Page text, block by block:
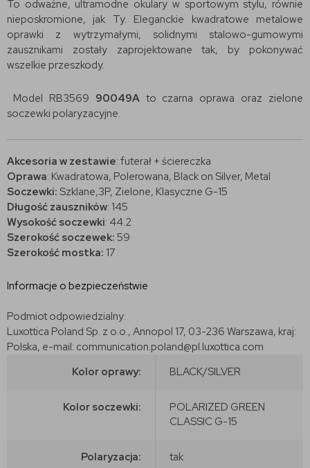
To odważne, ultramodne okulary w sportowym stylu, równie
nieposkromione, jak Ty. Eleganckie kwadratowe metalowe
oprawki z wytrzymałymi, solidnymi stalowo-gumowymi
zausznikami zostały zaprojektowane tak, by pokonywać
wszelkie przeszkody.
Model RB3569 90049A to czarna oprawa oraz zielone
soczewki polaryzacyjne.
Akcesoria w zestawie: futerał + ściereczka
Oprawa: Kwadratowa, Polerowana, Black on Silver, Metal
Soczewki: Szklane,3P, Zielone, Klasyczne G-15
Długość zauszników: 145
Wysokość soczewki: 44.2
Szerokość soczewek: 59
Szerokość mostka: 17
Informacje o bezpieczeństwie
Podmiot odpowiedzialny:
Luxottica Poland Sp. z o.o., Annopol 17, 03-236 Warszawa, kraj:
Polska, e-mail: communication.poland@pl.luxottica.com
Kolor oprawy:
BLACK/SILVER
Kolor soczewki:
POLARIZED GREEN
CLASSIC G-15
Polaryzacja: tak